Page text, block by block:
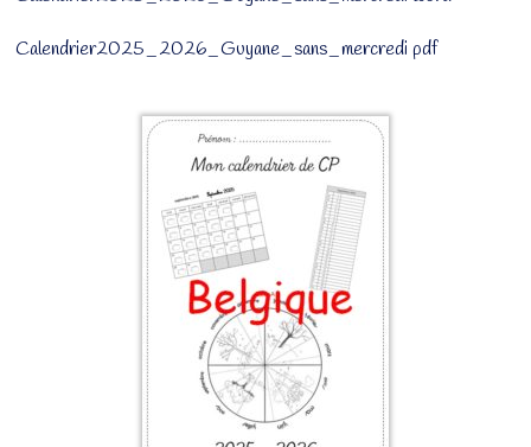
Calendrier2025_2026_Guyane_sans_mercredi pdf